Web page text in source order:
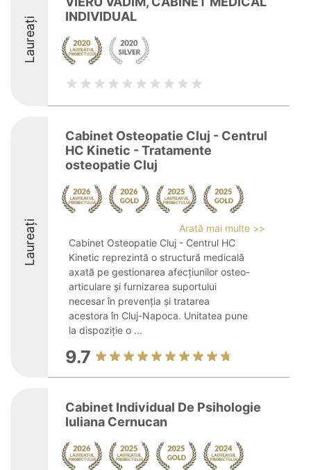
Laureați
INDIVIDUAL
Laureați
Cabinet Osteopatie Cluj - Centrul
HC Kinetic - Tratamente
osteopatie Cluj
Arată mai multe >>
Cabinet Osteopatie Cluj - Centrul HC
Kinetic reprezintă o structură medicală
axată pe gestionarea afecțiunilor osteo-
articulare și furnizarea suportului
necesar în prevenția și tratarea
acestora în Cluj-Napoca. Unitatea pune
la dispoziție o ...
9.7
Cabinet Individual De Psihologie
Iuliana Cernucan